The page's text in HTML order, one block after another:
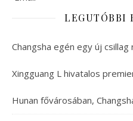
LEGUTÓBBI
Changsha egén egy új
Xingguang L hivatalos
Hunan fővárosában,